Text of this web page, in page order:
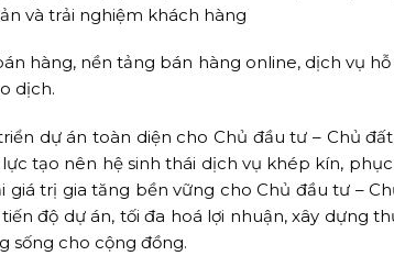
và trải nghiệm khách hàng
hàng, nền tảng bán hàng online, dịch vụ
dịch.
dự án toàn diện cho Chủ đầu tư – Chủ
tạo nên hệ sinh thái dịch vụ khép kín,
giá trị gia tăng bền vững cho Chủ đầu tư –
độ dự án, tối đa hoá lợi nhuận, xây dựng
sống cho cộng đồng.